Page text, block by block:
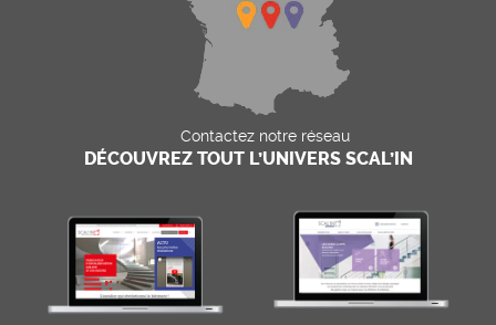
Contactez notre réseau
DÉCOUVREZ TOUT L’UNIVERS SCAL’IN